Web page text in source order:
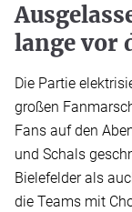
lange vor
Die Partie
großen
Fans auf den
und Schals
Bielefelder als
die Teams mit